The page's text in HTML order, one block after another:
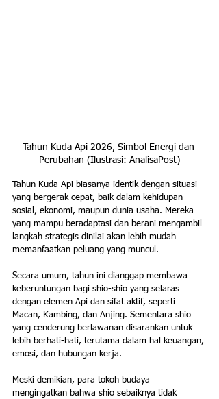
Tahun Kuda Api 2026, Simbol Energi dan
Perubahan (Ilustrasi: AnalisaPost)
Tahun Kuda Api biasanya identik dengan situasi
yang bergerak cepat, baik dalam kehidupan
sosial, ekonomi, maupun dunia usaha. Mereka
yang mampu beradaptasi dan berani mengambil
langkah strategis dinilai akan lebih mudah
memanfaatkan peluang yang muncul.
Secara umum, tahun ini dianggap membawa
keberuntungan bagi shio-shio yang selaras
dengan elemen Api dan sifat aktif, seperti
Macan, Kambing, dan Anjing. Sementara shio
yang cenderung berlawanan disarankan untuk
lebih berhati-hati, terutama dalam hal keuangan,
emosi, dan hubungan kerja.
Meski demikian, para tokoh budaya
mengingatkan bahwa shio sebaiknya tidak